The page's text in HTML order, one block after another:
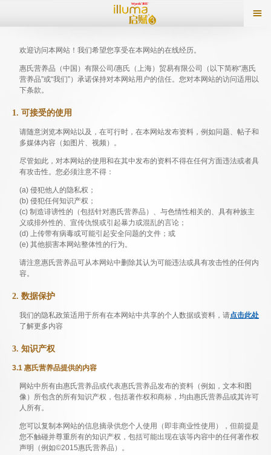
欢迎访问本网站！我们希望您享受在本网站的在线经历。
惠氏营养品（中国）有限公司/惠氏（上海）贸易有限公司（以下简称“惠氏
营养品”或“我们”）承诺保持对本网站用户的信任。您对本网站的访问适用以
下条款。
1. 可接受的使用
请随意浏览本网站以及，在可行时，在本网站发布资料，例如问题、帖子和
多媒体内容（如图片、视频）。
尽管如此，对本网站的使用和在其中发布的资料不得在任何方面违法或者具
有攻击性。您必须注意不得：
(a) 侵犯他人的隐私权；
(b) 侵犯任何知识产权；
(c) 制造诽谤性的（包括针对惠氏营养品）、与色情性相关的、具有种族主
义或排外性的、宣传仇恨或引起暴力或混乱的言论；
(d) 上传带有病毒或可能引起安全问题的文件；或
(e) 其他损害本网站整体性的行为。
请注意惠氏营养品可从本网站中删除其认为可能违法或具有攻击性的任何内
容。
2. 数据保护
我们的隐私政策适用于所有在本网站中共享的个人数据或资料，请点击此处
了解更多内容
3. 知识产权
3.1 惠氏营养品提供的内容
网站中所有由惠氏营养品或代表惠氏营养品发布的资料（例如，文本和图
像）所包含的所有知识产权，包括著作权和商标，均由惠氏营养品或其许可
人所有。
您可以复制本网站的信息摘录供您个人使用（即非商业性使用），但前提是
您不触碰并尊重所有的知识产权，包括可能出现在该等内容中的任何著作权
声明（例如©2015惠氏营养品）。